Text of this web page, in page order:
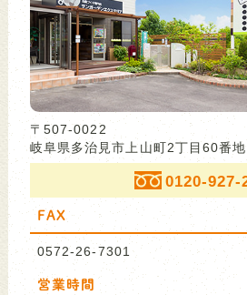
〒507-0022
岐阜県多治見市上山町2丁目60番地
0120-927-
FAX
0572-26-7301
営業時間